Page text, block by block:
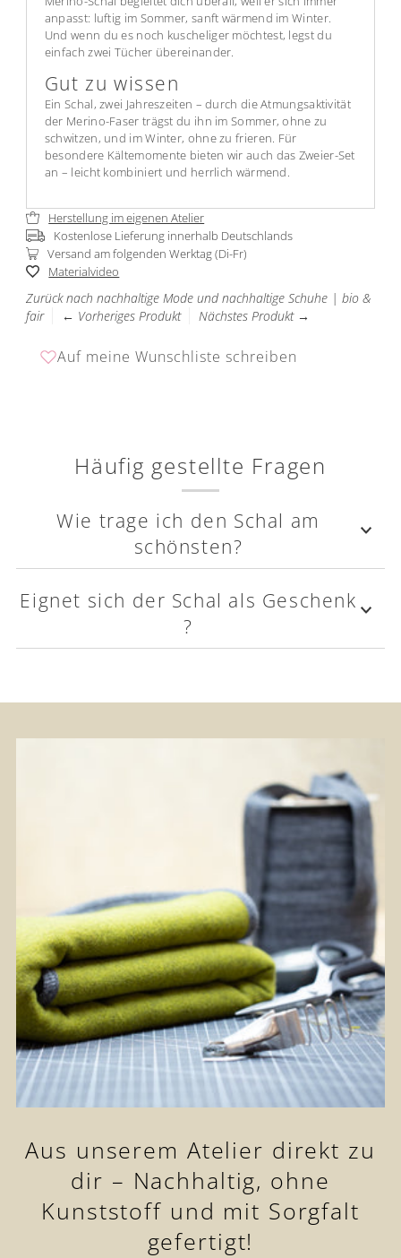
anpasst: luftig im Sommer, sanft wärmend im Winter.
Und wenn du es noch kuscheliger möchtest, legst du
einfach zwei Tücher übereinander.
Gut zu wissen
Ein Schal, zwei Jahreszeiten – durch die Atmungsaktivität
der Merino-Faser trägst du ihn im Sommer, ohne zu
schwitzen, und im Winter, ohne zu frieren. Für
besondere Kältemomente bieten wir auch das Zweier-Set
an – leicht kombiniert und herrlich wärmend.
Herstellung im eigenen Atelier
Kostenlose Lieferung innerhalb Deutschlands
Versand am folgenden Werktag (Di-Fr)
Materialvideo
Zurück nach nachhaltige Mode und nachhaltige Schuhe | bio &
fair
← Vorheriges Produkt Nächstes Produkt →
Auf meine Wunschliste schreiben
Häufig gestellte Fragen
Wie trage ich den Schal am
schönsten?
Eignet sich der Schal als Geschenk
?
Aus unserem Atelier direkt zu
dir – Nachhaltig, ohne
Kunststoff und mit Sorgfalt
gefertigt!